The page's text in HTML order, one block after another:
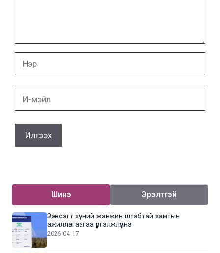
Шинэ Эрэлттэй
Зэвсэгт хүчний жанжин штабтай хамтын
ажиллагаагаа үргэлжлүүлнэ
2026-04-17